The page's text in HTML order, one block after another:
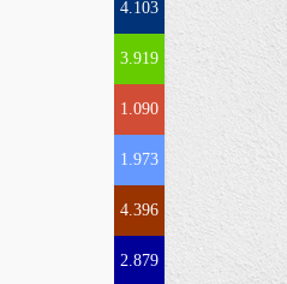
4.103
3.919
1.090
1.973
4.396
2.879